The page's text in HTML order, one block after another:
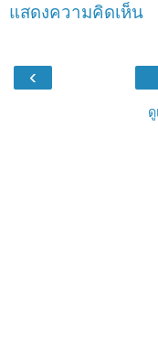
แสดงความคิดเห็น
‹